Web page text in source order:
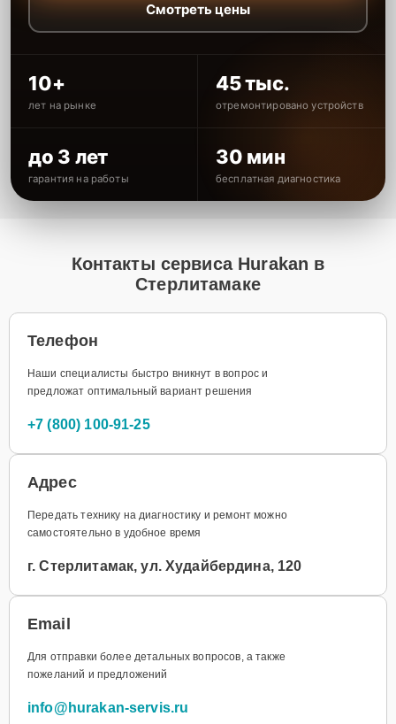
Смотреть цены
10+
лет на рынке
45 тыс.
отремонтировано устройств
до 3 лет
гарантия на работы
30 мин
бесплатная диагностика
Контакты сервиса Hurakan в
Стерлитамаке
Телефон
Наши специалисты быстро вникнут в вопрос и
предложат оптимальный вариант решения
+7 (800) 100-91-25
Адрес
Передать технику на диагностику и ремонт можно
самостоятельно в удобное время
г. Стерлитамак, ул. Худайбердина, 120
Email
Для отправки более детальных вопросов, а также
пожеланий и предложений
info@hurakan-servis.ru